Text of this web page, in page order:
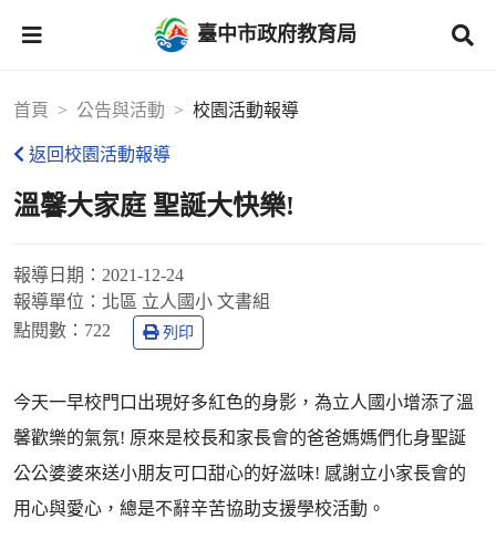
臺中市政府教育局
首頁 公告與活動 校園活動報導
返回校園活動報導
溫馨大家庭 聖誕大快樂!
報導日期： 2021-12-24
報導單位： 北區 立人國小 文書組
點閱數： 722 列印
今天一早校門口出現好多紅色的身影，為立人國小增添了溫
馨歡樂的氣氛! 原來是校長和家長會的爸爸媽媽們化身聖誕
公公婆婆來送小朋友可口甜心的好滋味! 感謝立小家長會的
用心與愛心，總是不辭辛苦協助支援學校活動。